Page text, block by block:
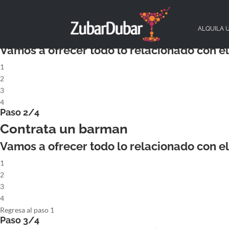
ALQUILA UN COCKTAILBAR
Vamos a ofrecer todo lo relacionado con
1
2
3
4
Paso 2/4
Contrata un barman
Vamos a ofrecer todo lo relacionado con
1
2
3
4
Regresa al paso 1
Paso 3/4
ALQUILA